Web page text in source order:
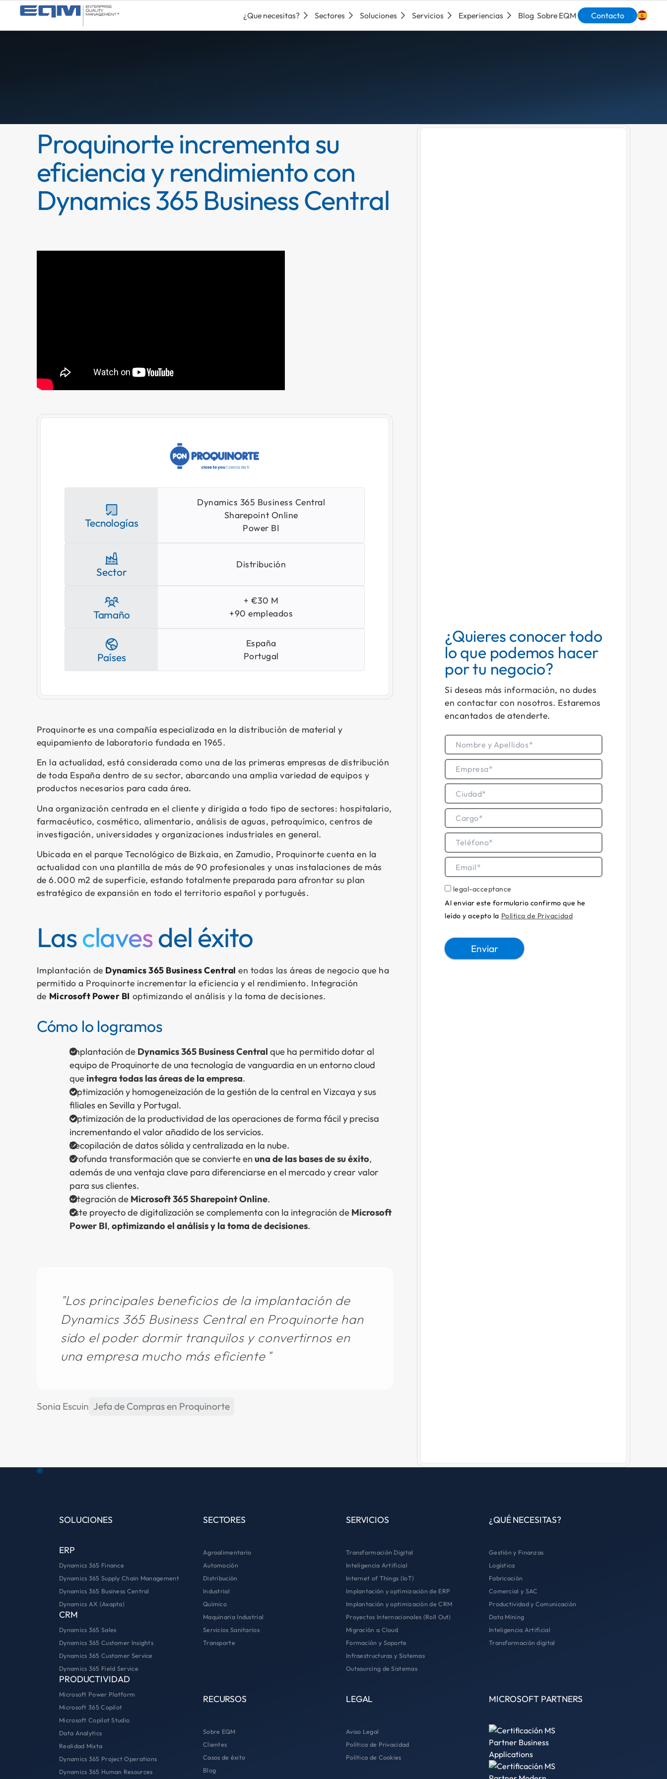
¿Que necesitas? Sectores Soluciones Servicios Experiencias Blog Sobre EQM Contacto
Proquinorte incrementa su
eficiencia y rendimiento con
Dynamics 365 Business Central
Tecnologías
Dynamics 365 Business Central
Sharepoint Online
Power BI
Sector
Distribución
Tamaño
+ €30 M
+90 empleados
Países
España
Portugal
Proquinorte es una compañía especializada en la distribución de material y
equipamiento de laboratorio fundada en 1965.
En la actualidad, está considerada como una de las primeras empresas de distribución
de toda España dentro de su sector, abarcando una amplia variedad de equipos y
productos necesarios para cada área.
Una organización centrada en el cliente y dirigida a todo tipo de sectores: hospitalario,
farmacéutico, cosmético, alimentario, análisis de aguas, petroquímico, centros de
investigación, universidades y organizaciones industriales en general.
Ubicada en el parque Tecnológico de Bizkaia, en Zamudio, Proquinorte cuenta en la
actualidad con una plantilla de más de 90 profesionales y unas instalaciones de más
de 6.000 m2 de superficie, estando totalmente preparada para afrontar su plan
estratégico de expansión en todo el territorio español y portugués.
Lasclavesdel éxito
Implantación de Dynamics 365 Business Central en todas las áreas de negocio que ha
permitido a Proquinorte incrementar la eficiencia y el rendimiento. Integración
de Microsoft Power BI optimizando el análisis y la toma de decisiones.
Cómo lo logramos
Implantación de Dynamics 365 Business Central que ha permitido dotar al
equipo de Proquinorte de una tecnología de vanguardia en un entorno cloud
que integra todas las áreas de la empresa.
Optimización y homogeneización de la gestión de la central en Vizcaya y sus
filiales en Sevilla y Portugal.
Optimización de la productividad de las operaciones de forma fácil y precisa
incrementando el valor añadido de los servicios.
Recopilación de datos sólida y centralizada en la nube.
Profunda transformación que se convierte en una de las bases de su éxito,
además de una ventaja clave para diferenciarse en el mercado y crear valor
para sus clientes.
Integración de Microsoft 365 Sharepoint Online.
Este proyecto de digitalización se complementa con la integración de Microsoft
Power BI, optimizando el análisis y la toma de decisiones.
Los principales beneficios de la implantación de
Dynamics 365 Business Central en Proquinorte han
sido el poder dormir tranquilos y convertirnos en
una empresa mucho más eficiente
Sonia Escuin Jefa de Compras en Proquinorte
¿Quieres conocer todo
lo que podemos hacer
por tu negocio?
Si deseas más información, no dudes
en contactar con nosotros. Estaremos
encantados de atenderte.
legal-acceptance
Al enviar este formulario confirmo que he
leído y acepto la Política de Privacidad
Enviar
SOLUCIONES
ERP
Dynamics 365 Finance
Dynamics 365 Supply Chain Management
Dynamics 365 Business Central
Dynamics AX (Axapta)
CRM
Dynamics 365 Sales
Dynamics 365 Customer Insights
Dynamics 365 Customer Service
Dynamics 365 Field Service
PRODUCTIVIDAD
Microsoft Power Platform
Microsoft 365 Copilot
Microsoft Copilot Studio
Data Analytics
Realidad Mixta
Dynamics 365 Project Operations
Dynamics 365 Human Resources
SECTORES
Agroalimentario
Automoción
Distribución
Industrial
Químico
Maquinaria Industrial
Servicios Sanitarios
Transporte
SERVICIOS
Transformación Digital
Inteligencia Artificial
Internet of Things (IoT)
Implantación y optimización de ERP
Implantación y optimización de CRM
Proyectos Internacionales (Roll Out)
Migración a Cloud
Formación y Soporte
Infraestructuras y Sistemas
Outsourcing de Sistemas
¿QUÉ NECESITAS?
Gestión y Finanzas
Logística
Fabricación
Comercial y SAC
Productividad y Comunicación
Data Mining
Inteligencia Artificial
Transformación digital
RECURSOS
Sobre EQM
Clientes
Casos de éxito
Blog
LEGAL
Aviso Legal
Política de Privacidad
Política de Cookies
MICROSOFT PARTNERS